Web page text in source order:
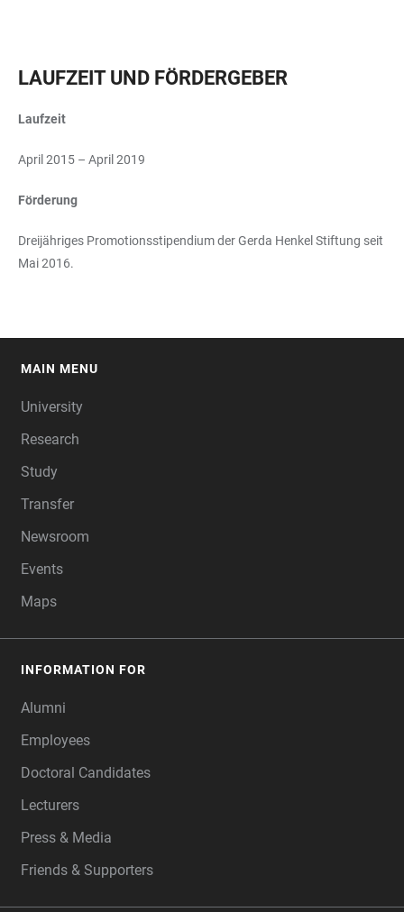
LAUFZEIT UND FÖRDERGEBER
Laufzeit
April 2015 – April 2019
Förderung
Dreijähriges Promotionsstipendium der Gerda Henkel Stiftung seit
Mai 2016.
MAIN MENU
University
Research
Study
Transfer
Newsroom
Events
Maps
INFORMATION FOR
Alumni
Employees
Doctoral Candidates
Lecturers
Press & Media
Friends & Supporters